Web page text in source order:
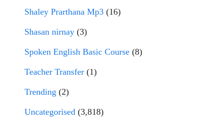
Shaley Prarthana Mp3 (16)
Shasan nirnay (3)
Spoken English Basic Course (8)
Teacher Transfer (1)
Trending (2)
Uncategorised (3,818)